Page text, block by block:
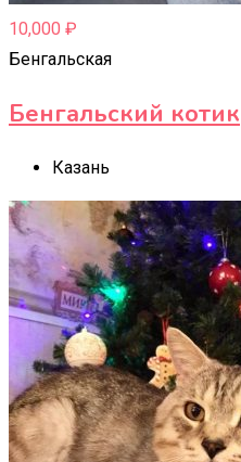
10,000 ₽
Бенгальская
Бенгальский котик
Казань